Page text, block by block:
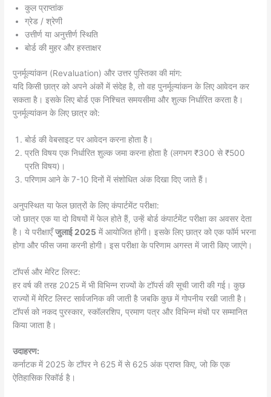
कुल प्राप्तांक
ग्रेड / श्रेणी
उत्तीर्ण या अनुत्तीर्ण स्थिति
बोर्ड की मुहर और हस्ताक्षर
पुनर्मूल्यांकन (Revaluation) और उत्तर पुस्तिका की मांग:
यदि किसी छात्र को अपने अंकों में संदेह है, तो वह पुनर्मूल्यांकन के लिए आवेदन कर
सकता है। इसके लिए बोर्ड एक निश्चित समयसीमा और शुल्क निर्धारित करता है।
पुनर्मूल्यांकन के लिए छात्र को:
बोर्ड की वेबसाइट पर आवेदन करना होता है।
प्रति विषय एक निर्धारित शुल्क जमा करना होता है (लगभग ₹300 से ₹500
प्रति विषय)।
परिणाम आने के 7-10 दिनों में संशोधित अंक दिखा दिए जाते हैं।
अनुपस्थित या फेल छात्रों के लिए कंपार्टमेंट परीक्षा:
जो छात्र एक या दो विषयों में फेल होते हैं, उन्हें बोर्ड कंपार्टमेंट परीक्षा का अवसर देता
है। ये परीक्षाएँजुलाई 2025 में आयोजित होंगी। इसके लिए छात्र को एक फॉर्म भरना
होगा और फीस जमा करनी होगी। इस परीक्षा के परिणाम अगस्त में जारी किए जाएंगे।
टॉपर्स और मेरिट लिस्ट:
हर वर्ष की तरह 2025 में भी विभिन्न राज्यों के टॉपर्स की सूची जारी की गई। कुछ
राज्यों में मेरिट लिस्ट सार्वजनिक की जाती है जबकि कुछ में गोपनीय रखी जाती है।
टॉपर्स को नकद पुरस्कार, स्कॉलरशिप, प्रमाण पत्र और विभिन्न मंचों पर सम्मानित
किया जाता है।
उदाहरण:
कर्नाटक में 2025 के टॉपर ने 625 में से 625 अंक प्राप्त किए, जो कि एक
ऐतिहासिक रिकॉर्ड है।